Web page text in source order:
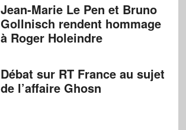
Jean-Marie Le Pen et Bruno
Gollnisch rendent hommage
à Roger Holeindre
Débat sur RT France au sujet
de l’affaire Ghosn